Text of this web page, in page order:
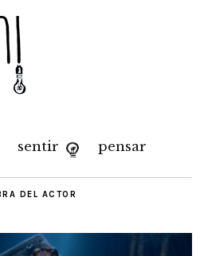
sentir pensar
DEL ACTOR